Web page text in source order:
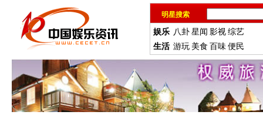
明星搜索
娱乐 八卦星闻 影视综艺
生活 游玩 美食 百味便民